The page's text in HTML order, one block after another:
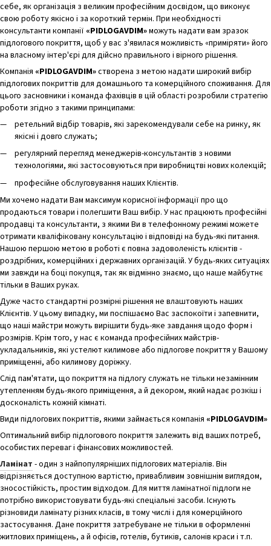
себе, як організація з великим професійним досвідом, що виконує
свою роботу якісно і за короткий термін. При необхідності
консультанти компанії «PIDLOGAVDIM»можуть надати вам зразок
підлогового покриття, щоб у вас з'явилася можливість «приміряти» його
на власному інтер'єрі для дійсно правильного і вірного рішення.
Компанія «PIDLOGAVDIM»створена з метою надати широкий вибір
підлогових покриттів для домашнього та комерційного споживання. Для
цього засновники і команда фахівців в цій області розробили стратегію
роботи згідно з такими принципами:
ретельний відбір товарів, які зарекомендували себе на ринку, як
якісні і довго служать;
регулярний перегляд менеджерів-консультантів з новими
технологіями, які застосовуються при виробництві нових колекцій;
професійне обслуговування наших Клієнтів.
Ми хочемо надати Вам максимум корисної інформації про що
продаються товари і полегшити Ваш вибір. У нас працюють професійні
продавці та консультанти, з якими Ви в телефонному режимі можете
отримати кваліфіковану консультацію і відповіді на будь-які питання.
Нашою першою метою в роботі є повна задоволеність клієнтів -
роздрібних, комерційних і державних організацій. У будь-яких ситуаціях
ми завжди на боці покупця, так як відмінно знаємо, що наше майбутнє
тільки в Ваших руках.
Дуже часто стандартні розмірні рішення не влаштовують наших
Клієнтів. У цьому випадку, ми поспішаємо Вас заспокоїти і запевнити,
що наші майстри можуть вирішити будь-яке завдання щодо форм і
розмірів. Крім того, у нас є команда професійних майстрів-
укладальників, які устелют килимове або підлогове покриття у Вашому
приміщенні, або килимову доріжку.
Слід пам'ятати, що покриття на підлогу служать не тільки незамінним
утепленням будь-якого приміщення, а й декором, який надає розкіш і
досконалість кожній кімнаті.
Види підлогових покриттів, якими займається компанія «PIDLOGAVDIM»
Оптимальний вибір підлогового покриття залежить від ваших потреб,
особистих переваг і фінансових можливостей.
Ламінат - один з найпопулярніших підлогових матеріалів. Він
відрізняється доступною вартістю, привабливим зовнішнім виглядом,
зносостійкість, простим відходом. Для миття ламінатної підлоги не
потрібно використовувати будь-які спеціальні засоби. Існують
різновиди ламінату різних класів, в тому числі і для комерційного
застосування. Дане покриття затребуване не тільки в оформленні
житлових приміщень, а й офісів, готелів, бутиків, салонів краси і т.п.